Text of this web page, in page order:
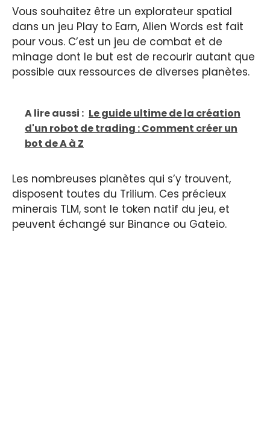
Vous souhaitez être un explorateur spatial
dans un jeu Play to Earn, Alien Words est fait
pour vous. C’est un jeu de combat et de
minage dont le but est de recourir autant que
possible aux ressources de diverses planètes.
A lire aussi : Le guide ultime de la création
d'un robot de trading : Comment créer un
bot de A à Z
Les nombreuses planètes qui s’y trouvent,
disposent toutes du Trilium. Ces précieux
minerais TLM, sont le token natif du jeu, et
peuvent échangé sur Binance ou Gateio.